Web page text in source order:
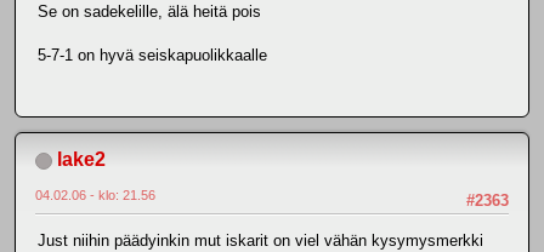
Se on sadekelille, älä heitä pois
5-7-1 on hyvä seiskapuolikkaalle
lake2
#2363
04.02.06 - klo: 21.56
Just niihin päädyinkin mut iskarit on viel vähän kysymysmerkki